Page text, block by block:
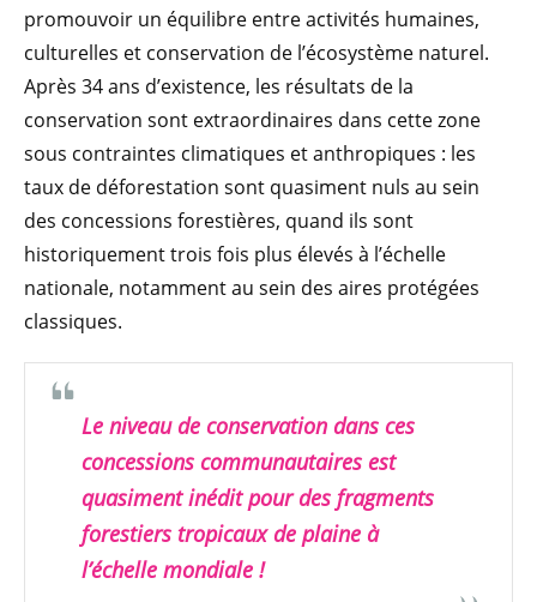
promouvoir un équilibre entre activités humaines,
culturelles et conservation de l’écosystème naturel.
Après 34 ans d’existence, les résultats de la
conservation sont extraordinaires dans cette zone
sous contraintes climatiques et anthropiques : les
taux de déforestation sont quasiment nuls au sein
des concessions forestières, quand ils sont
historiquement trois fois plus élevés à l’échelle
nationale, notamment au sein des aires protégées
classiques.
Le niveau de conservation dans ces
concessions communautaires est
quasiment inédit pour des fragments
forestiers tropicaux de plaine à
l’échelle mondiale !